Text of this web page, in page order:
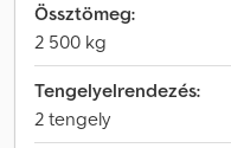
Össztömeg:
2 500 kg
Tengelyelrendezés:
2 tengely